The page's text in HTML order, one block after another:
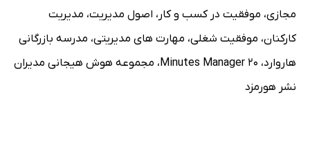
مجازی، موفقیت در کسب و کار ، اصول مدیریت، مدیریت
کارکنان، موفقیت شغلی، مهارت های مدیریتی، مدرسه بازرگانی
هاروارد، 20 Minutes Manager ، مجموعه هوش هیجانی مدیران
نشر هورمزد